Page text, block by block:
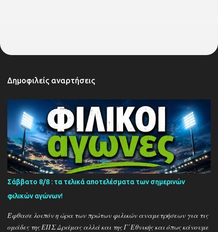
Δημοφιλείς αναρτήσεις
Σάββατο 8/8 : τα τελικά αποτελέσματα των σημερινών
φιλικών αγώνων!
Έφθασε λοιπόν η ώρα των πρώτων φιλικών αναμετρήσεων για τις
ομάδες της ΕΠΣ Δράμας αλλά και της Γ΄Εθνικής και όπως κάνουμε